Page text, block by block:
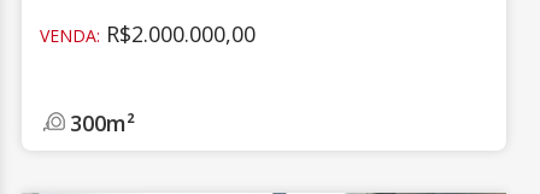
VENDA: R$2.000.000,00
300m²